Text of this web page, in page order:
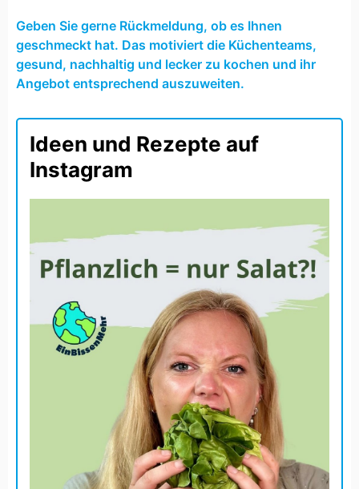
Geben Sie gerne Rückmeldung, ob es Ihnen
geschmeckt hat. Das motiviert die Küchenteams,
gesund, nachhaltig und lecker zu kochen und ihr
Angebot entsprechend auszuweiten.
Ideen und Rezepte auf
Instagram